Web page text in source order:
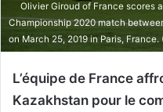
Olivier Giroud of France scores
Championship 2020 match
on March 25, 2019 in Paris,
L’équipe de France
Kazakhstan pour le